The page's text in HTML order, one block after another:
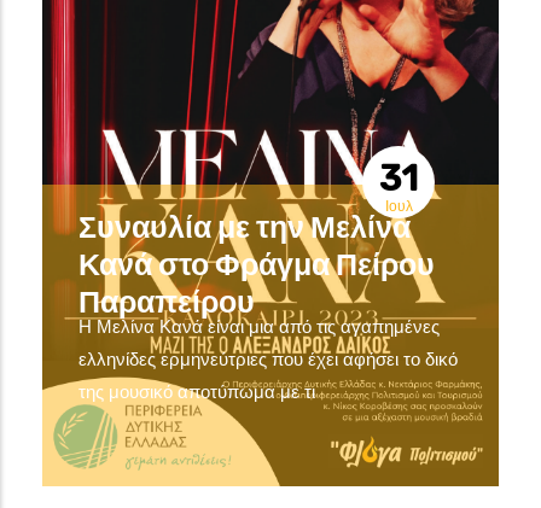
31
Ιουλ
Συναυλία με την Μελίνα
Κανά στο Φράγμα Πείρου
Παραπείρου
Η Μελίνα Κανά είναι μια από τις αγαπημένες
ελληνίδες ερμηνεύτριες που έχει αφήσει το δικό
της μουσικό αποτύπωμα με τι